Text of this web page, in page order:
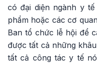
có đại diện ngành y
phẩm hoặc các cơ
Ban tổ chức lễ hội để
được tất cả những
tất cả công tác y tế